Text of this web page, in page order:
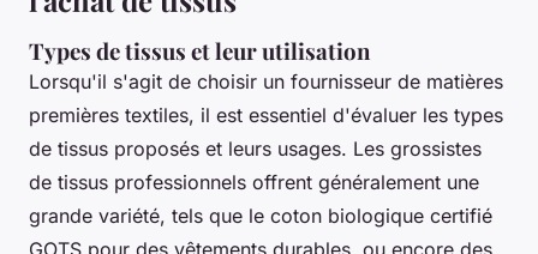
Types de tissus et leur utilisation
Lorsqu'il s'agit de choisir un fournisseur de matières
premières textiles, il est essentiel d'évaluer les types
de tissus proposés et leurs usages. Les grossistes
de tissus professionnels offrent généralement une
grande variété, tels que le coton biologique certifié
GOTS pour des vêtements durables, ou encore des